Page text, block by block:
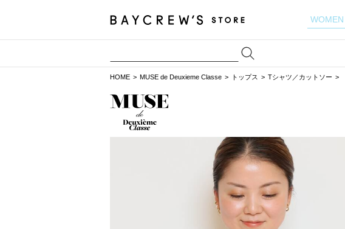
WOMEN
HOME MUSE de Deuxieme Classe トップス Tシャツ／カットソー